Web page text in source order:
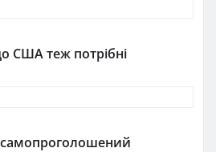
США теж потрібні